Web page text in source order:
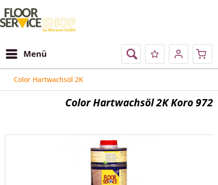
Menü
Color Hartwachsöl 2K
Color Hartwachsöl 2K Koro 972